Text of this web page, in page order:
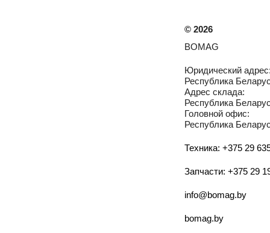
© 2026
BOMAG
Юридический
Республика
Адрес склада:
Республика
Головной офис:
Республика
Техника: +375 29
Запчасти: +375 29
info@bomag.by
bomag.by